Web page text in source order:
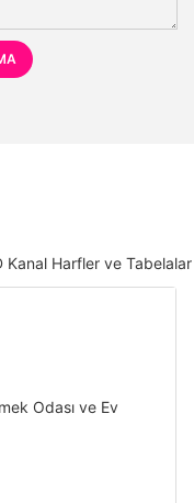
Kanal Harfler ve Tabelalar